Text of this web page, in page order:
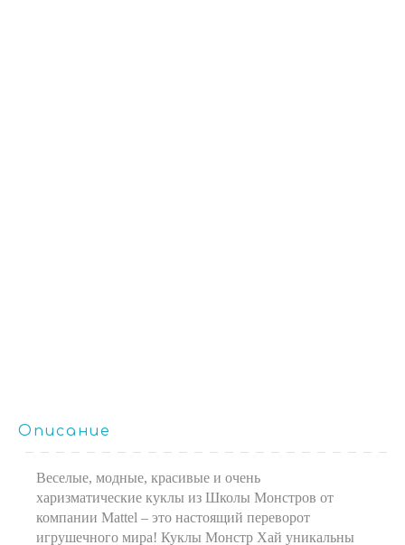
Описание
Веселые, модные, красивые и очень
харизматические куклы из Школы Монстров от
компании Mattel – это настоящий переворот
игрушечного мира! Куклы Монстр Хай уникальны